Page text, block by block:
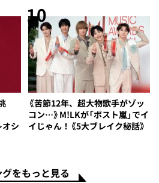
シ
10
《苦節12年、超大物歌手がゾッ
コン…》M!LKが「ポスト嵐」でイ
イじゃん！《5大ブレイク秘話》
をもっと見る